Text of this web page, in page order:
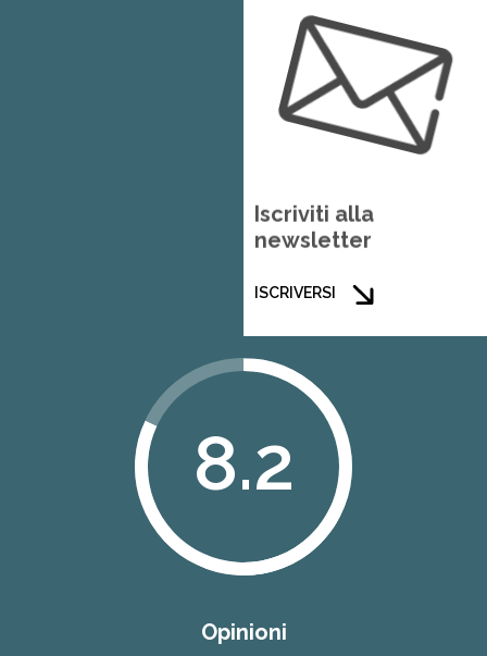
Iscriviti alla
newsletter
ISCRIVERSI
8.2
Opinioni